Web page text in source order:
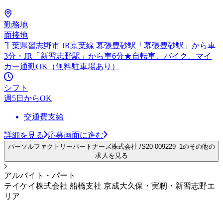
勤務地
面接地
千葉県習志野市 JR京葉線 幕張豊砂駅「幕張豊砂駅」から車
3分・JR「新習志野駅」から車6分★自転車、バイク、マイ
カー通勤OK（無料駐車場あり）
シフト
週5日からOK
交通費支給
詳細を見る 応募画面に進む
パーソルファクトリーパートナーズ株式会社 /S20-009229_1のその他の
求人を見る
アルバイト・パート
テイケイ株式会社 船橋支社 京成大久保・実籾・新習志野エ
リア